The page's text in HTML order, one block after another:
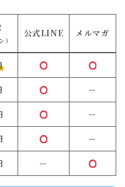
）
公式LINE メルマガ
ー
ー
ー
ー